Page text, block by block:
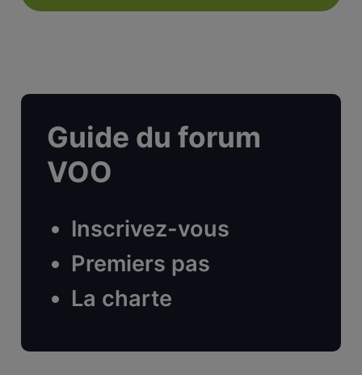
Guide du forum
VOO
Inscrivez-vous
Premiers pas
La charte